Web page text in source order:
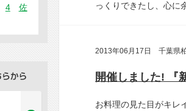
っくりできたし、心に
2013年06月17日 千葉県
お料理の見た目がキレ
4
佐